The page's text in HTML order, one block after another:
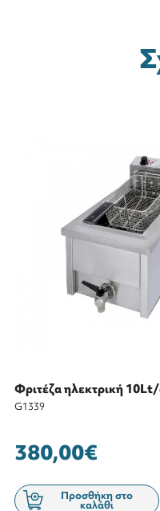
Φριτέζα ηλεκτρική
G1339
380,00€
Προσθήκη στο
καλάθι